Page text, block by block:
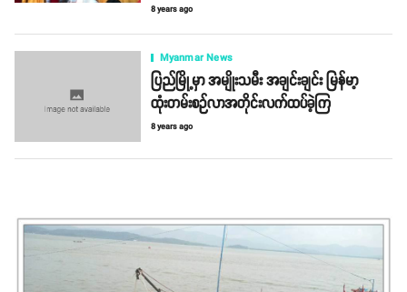
8 years ago
Myanmar News
ပြည်မြို့မှာ အမျိုးသမီး အချင်းချင်း မြန်မာ့
ထုံးတမ်းစဉ်လာအတိုင်းလက်ထပ်ခဲ့ကြ
8 years ago